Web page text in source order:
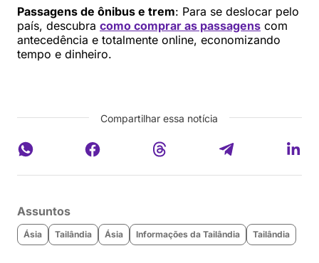
Passagens de ônibus e trem: Para se deslocar pelo
país, descubra como comprar as passagens com
antecedência e totalmente online, economizando
tempo e dinheiro.
Compartilhar essa notícia
Assuntos
Ásia Tailândia Ásia Informações da Tailândia Tailândia